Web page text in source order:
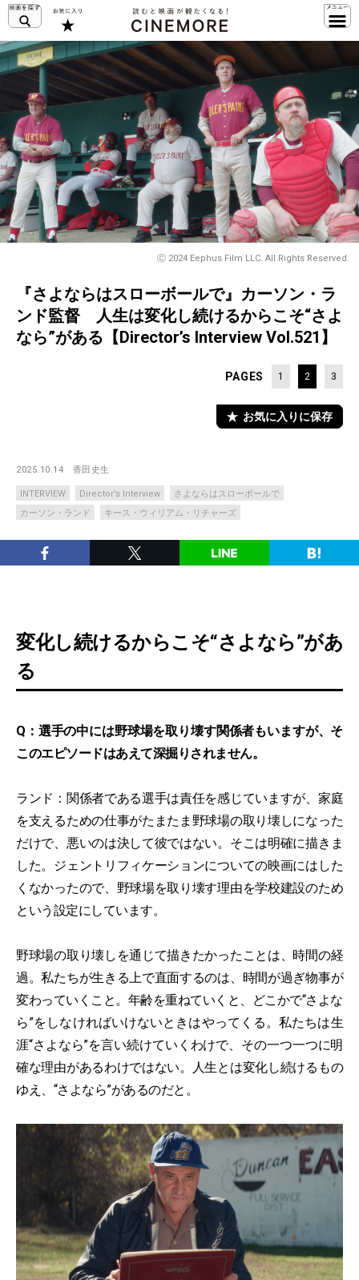
Ⓒ 2024 Eephus Film LLC. All Rights Reserved.
『さよならはスローボールで』カーソン・ラ
ンド監督 人生は変化し続けるからこそ“さよ
なら”がある【Director’s Interview Vol.521】
PAGES 1 2 3
お気に入りに保存
2025.10.14 香田史生
INTERVIEW Director’s Interview
さよならはスローボールで
カーソン・ランド
キース・ウィリアム・リチャーズ
変化し続けるからこそ“さよなら”があ
る
Q：選手の中には野球場を取り壊す関係者もいますが、そ
このエピソードはあえて深掘りされません。
ランド：関係者である選手は責任を感じていますが、家庭
を支えるための仕事がたまたま野球場の取り壊しになった
だけで、悪いのは決して彼ではない。そこは明確に描きま
した。ジェントリフィケーションについての映画にはした
くなかったので、野球場を取り壊す理由を学校建設のため
という設定にしています。
野球場の取り壊しを通じて描きたかったことは、時間の経
過。私たちが生きる上で直面するのは、時間が過ぎ物事が
変わっていくこと。年齢を重ねていくと、どこかで“さよな
ら”をしなければいけないときはやってくる。私たちは生
涯“さよなら”を言い続けていくわけで、その一つ一つに明
確な理由があるわけではない。人生とは変化し続けるもの
ゆえ、“さよなら”があるのだと。